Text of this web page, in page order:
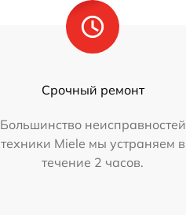
Срочный ремонт
Большинство неисправностей
техники Miele мы устраняем в
течение 2 часов.